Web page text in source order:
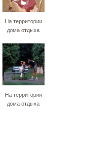
На территории
дома отдыха
На территории
дома отдыха